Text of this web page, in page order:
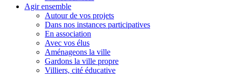
Agir ensemble
Autour de vos projets
Dans nos instances participatives
En association
Avec vos élus
Aménageons la ville
Gardons la ville propre
Villiers, cité éducative